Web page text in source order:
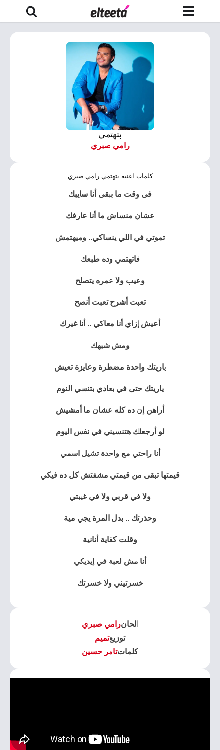
بتهتمي
رامي صبري
كلمات اغنية بتهتمي رامي صبري
فى وقت ما ببقى أنا سايبك
عشان منساش ما أنا عارفك
تموتي في اللي ينساكي.. وميهتمش
فاتهتمي وده طبعك
وعيب ولا عمره يتصلح
تعبت أشرح تعبت أنصح
أعيش إزاي أنا معاكي .. أنا غيرك
ومش شبهك
ياريتك واحدة مضطرة وعايزة تعيش
ياريتك حتى في بعادي بتنسي النوم
أراهن إن ده كله عشان ما أمشيش
لو أرجعلك هتنسيني في نفس اليوم
أنا راحتي مع واحدة تشيل اسمي
قيمتها تبقى من قيمتي مشفتش كل ده فيكي
ولا في قربي ولا في غيبتي
وحذرتك .. بدل المرة يجي مية
وقلت كفاية أنانية
أنا مش لعبة في إيديكي
خسرتيني ولا خسرتك
الحانرامي صبري
توزيعتميم
كلماتتامر حسين